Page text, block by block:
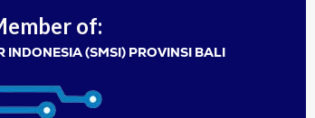
of:
INDONESIA (SMSI) PROVINSI BALI